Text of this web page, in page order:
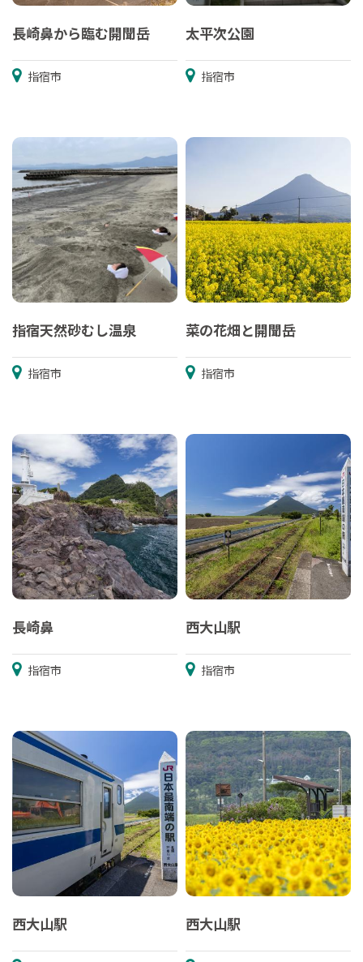
長崎鼻から臨む開聞岳
指宿市
太平次公園
指宿市
指宿天然砂むし温泉
指宿市
菜の花畑と開聞岳
指宿市
長崎鼻
指宿市
西大山駅
指宿市
西大山駅 西大山駅